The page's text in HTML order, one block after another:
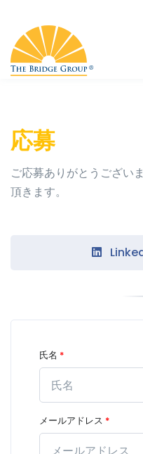
応募
ご応募ありがとうござい
頂きます。
氏名 *
メールアドレス *